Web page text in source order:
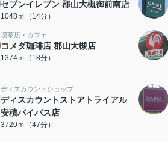
セブンイレブン 郡山大槻御前南店
1048ｍ（14分）
喫茶店・カフェ
コメダ珈琲店 郡山大槻店
1374ｍ（18分）
ディスカウントショップ
ディスカウントストアトライアル
安積バイパス店
3720ｍ（47分）